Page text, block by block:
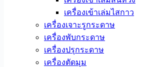
เครื่องเข้าเล่มไสกาว
เครื่องเจาะรูกระดาษ
เครื่องพับกระดาษ
เครื่องปรุกระดาษ
เครื่องตัดมุม